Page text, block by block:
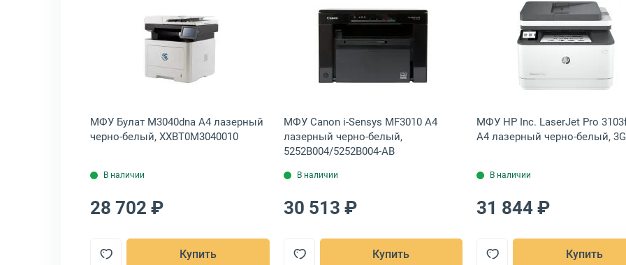
товар: МФУ HP Inc. LaserJet M236dw A4 лазерный черно-белый, 9YF95A
Открыть товар: МФУ Булат M3040dna A4 лазерный черно-белый, XXBT0M3040010
МФУ Булат M3040dna A4 лазерный
черно-белый, XXBT0M3040010
В наличии
28 702 ₽
Купить
Открыть товар: МФУ Canon i-Sensys MF3010 A4
МФУ Canon i-Sensys MF3010 A4
лазерный черно-белый,
5252B004/5252B004-AB
В наличии
30 513 ₽
Купить
Открыть
МФУ HP Inc. LaserJet Pro
A4 лазерный черно-белый,
В наличии
31 844 ₽
Купить